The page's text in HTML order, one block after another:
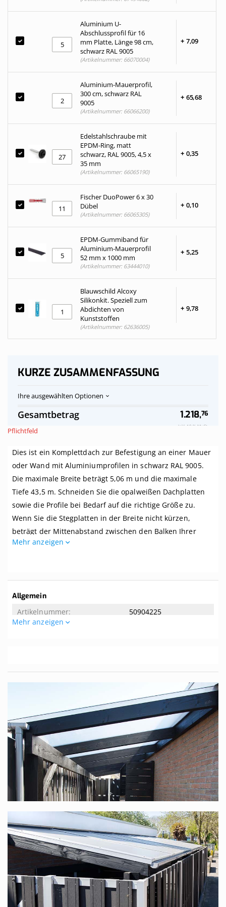
Aluminium U-
Abschlussprofil für 16
mm Platte, Länge 98 cm,
schwarz RAL 9005
+ 7,09
(Artikelnummer: 66070004)
Aluminium-Mauerprofil,
300 cm, schwarz RAL
9005
+ 65,68
(Artikelnummer: 66066200)
Edelstahlschraube mit
EPDM-Ring, matt
schwarz, RAL 9005, 4,5 x
35 mm
+ 0,35
(Artikelnummer: 66065190)
Fischer DuoPower 6 x 30
Dübel
+ 0,10
(Artikelnummer: 66065305)
EPDM-Gummiband für
Aluminium-Mauerprofil
52 mm x 1000 mm
+ 5,25
(Artikelnummer: 63444010)
Blauwschild Alcoxy
Silikonkit. Speziell zum
Abdichten von
Kunststoffen
+ 9,78
(Artikelnummer: 62636005)
Pflichtfeld
KURZE ZUSAMMENFASSUNG
Ihre ausgewählten Optionen
Polycarbonat-
Stegplattendach
opalweiß
komplett,
Mauer,
Breite
5,06 m
x
bis
3,5
m.
Profile
schwarz
Auf
Vorrat
Gesamtbetrag 1.218,76
Inkl. 19 % MwSt.
Dies ist ein Komplettdach zur Befestigung an einer Mauer
oder Wand mit Aluminiumprofilen in schwarz RAL 9005.
Die maximale Breite beträgt 5,06 m und die maximale
Tiefe 43,5 m. Schneiden Sie die opalweißen Dachplatten
sowie die Profile bei Bedarf auf die richtige Größe zu.
Wenn Sie die Stegplatten in der Breite nicht kürzen,
beträgt der Mittenabstand zwischen den Balken Ihrer
Überdachung 1 Meter.
Dach wird ohne Unterkonstruktion geliefert. Der
empfohlene Dachversatz beträgt 8 Grad. Tipp! Die Breite
der mitgelieferten Aluminium-Oberprofile beträgt 65 mm.
Ist das genau das, was Sie suchen? Hier können Sie ein
Komplettdach nach Maß
Sie suchen nach einem Komplettdach mit einer
Unterkonstruktion aus Douglasienholz, speziell für Sie
nach Maß produziert? Diese finden Sie unter
Douglasienholz Terrassenüberdachung nach Maß.
Polycarbonat-Komplettdach in vielen
verschiedenen Maßen
Dieses Komplettdach bieten wir in vielen verschiedenen
Maßen an. Die Standardbreite reicht von 1,06 m bis
12,06 m (dank unseres modularen Systems ist die Breite
stufenlos), die Tiefe ist in 6 Größen verfügbar: 2,5 m, 3 m,
3,5 m, 4 m, 4,5 m und 5 m. In jedem Fall haben Sie die
Wahl zwischen transparenten oder opalweißen Platten.
Bedenken Sie, dass Sie, wenn Sie mit mehreren Personen
an einem Tisch sitzen möchten, eine Tiefe von mindestens
3,5 m wählen sollten.
Mehr anzeigen
Weitere
Informationen
Allgemein
50904225
3.5
Mehr anzeigen